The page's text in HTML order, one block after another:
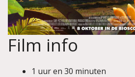
Film info
1 uur en 30 minuten